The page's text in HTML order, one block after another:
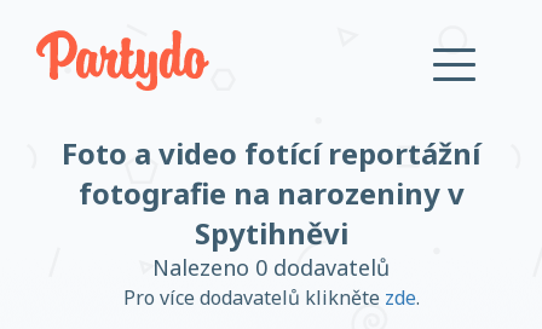
Přihlásit se
Založit účet
Foto a video fotící reportážní
fotografie na narozeniny v
Spytihněvi
Nalezeno 0 dodavatelů
Pro více dodavatelů klikněte zde.